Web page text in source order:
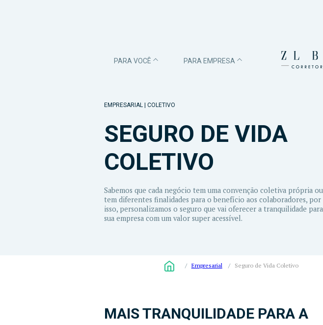
PARA VOCÊ PARA EMPRESA
EMPRESARIAL | COLETIVO
SEGURO DE VIDA
COLETIVO
Sabemos que cada negócio tem uma convenção coletiva própria ou
tem diferentes finalidades para o benefício aos colaboradores, por
isso, personalizamos o seguro que vai oferecer a tranquilidade para
sua empresa com um valor super acessível.
/ Empresarial/ Seguro de Vida Coletivo
MAIS TRANQUILIDADE PARA A